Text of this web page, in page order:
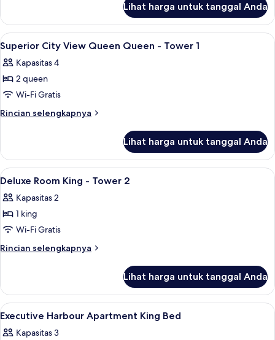
Kamar,
pemandangan
pelabuhan
Lihat harga untuk tanggal Anda
Lihat
semua
foto
untuk
Superior
City
Queen
Tower
Brankas, meja kerja, tirai kedap
3
Superior City View Queen Queen - Tower 1
Kapasitas 4
2 queen
Wi-Fi Gratis
Rincian selengkapnya
Rincian
Superior
City
View
Queen
-
Lihat harga untuk tanggal Anda
Lihat
semua
foto
untuk
Deluxe
Room
Tower
2
Brankas, meja kerja, tirai kedap
1
Deluxe Room King - Tower 2
Kapasitas 2
1 king
Wi-Fi Gratis
Rincian selengkapnya
Rincian
Deluxe
Room
King
Tower
Lihat harga untuk tanggal Anda
Lihat
semua
Brankas, meja kerja, tirai kedap
1
Executive Harbour Apartment King Bed
Kapasitas 3